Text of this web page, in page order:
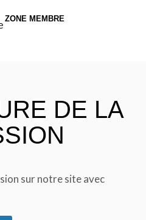
ZONE MEMBRE
DE LA
sur notre site avec